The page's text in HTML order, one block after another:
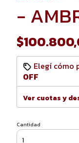
-
Elegí cómo
OFF
Ver cuotas y
Cantidad